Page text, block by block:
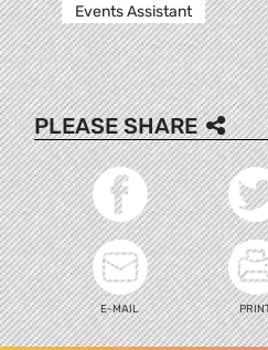
Events Assistant
PLEASE SHARE
E-MAIL